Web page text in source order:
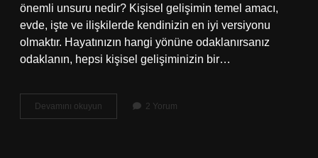
önemli unsuru nedir? Kişisel gelişimin temel amacı,
evde, işte ve ilişkilerde kendinizin en iyi versiyonu
olmaktır. Hayatınızın hangi yönüne odaklanırsanız
odaklanın, hepsi kişisel gelişiminizin bir…
Devamını okuyun
Gelişim
2 Yorum